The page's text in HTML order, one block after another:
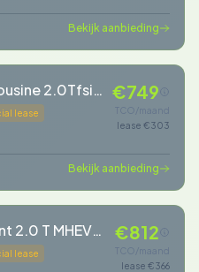
Bekijk aanbieding
2.0Tfsi
Lease
lease
€749
TCO/maand
lease €303
Bekijk aanbieding
2.0 T MHEV
BLACK
lease
€812
TCO/maand
lease €366